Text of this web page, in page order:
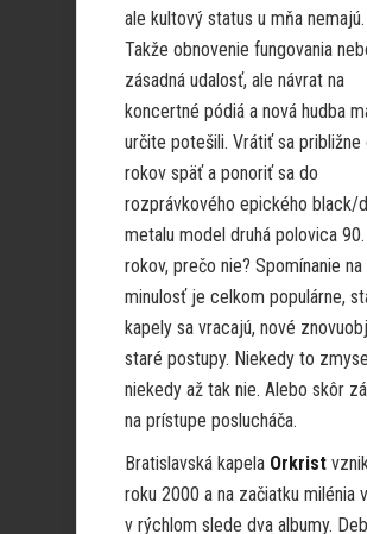
ale kultový status u mňa nemajú.
Takže obnovenie fungovania
zásadná udalosť, ale návrat na
koncertné pódiá a nová hudba
určite potešili. Vrátiť sa približne
rokov späť a ponoriť sa do
rozprávkového epického black/
metalu model druhá polovica 90.
rokov, prečo nie? Spomínanie na
minulosť je celkom populárne,
kapely sa vracajú, nové
staré postupy. Niekedy to
niekedy až tak nie. Alebo skôr
na prístupe poslucháča.
Bratislavská kapela Orkrist
roku 2000 a na začiatku milénia
v rýchlom slede dva albumy.